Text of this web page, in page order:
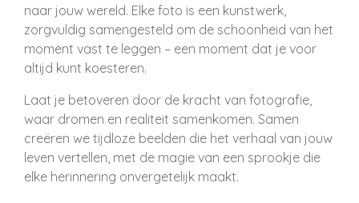
naar jouw wereld. Elke foto is een kunstwerk,
zorgvuldig samengesteld om de schoonheid van het
moment vast te leggen – een moment dat je voor
altijd kunt koesteren.
Laat je betoveren door de kracht van fotografie,
waar dromen en realiteit samenkomen. Samen
creëren we tijdloze beelden die het verhaal van jouw
leven vertellen, met de magie van een sprookje die
elke herinnering onvergetelijk maakt.